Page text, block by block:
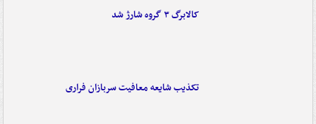
کالابرگ ۳ گروه شارژ شد
تکذیب شایعه معافیت سربازان فراری